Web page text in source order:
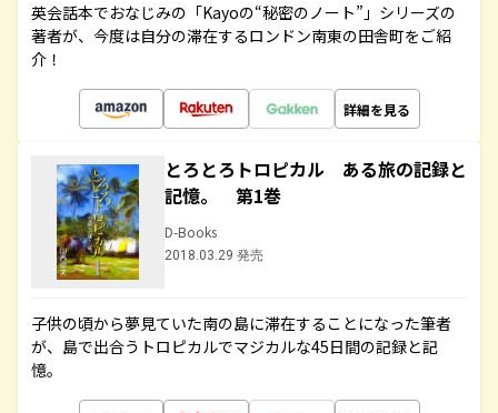
英会話本でおなじみの「Kayoの“秘密のノート”」シリーズの
著者が、今度は自分の滞在するロンドン南東の田舎町をご紹
介！
詳細を見る
とろとろトロピカル ある旅の記録と
記憶。 第1巻
D-Books
2018.03.29 発売
子供の頃から夢見ていた南の島に滞在することになった筆者
が、島で出合うトロピカルでマジカルな45日間の記録と記
憶。